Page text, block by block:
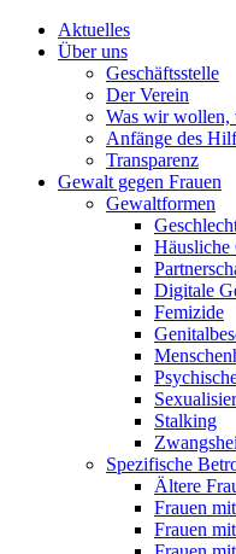
Aktuelles
Über uns
Geschäftsstelle
Der Verein
Was wir wollen,
Anfänge des
Transparenz
Gewalt gegen Frauen
Gewaltformen
Häusliche
Digitale
Femizide
Stalking
Spezifische
Ältere
Frauen
Frauen